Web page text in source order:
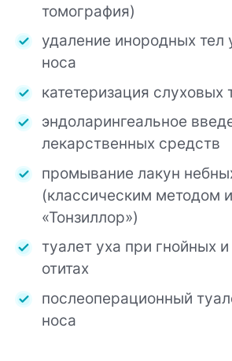
томография)
удаление инородных тел
носа
катетеризация слуховых
эндоларингеальное
лекарственных средств
промывание лакун
(классическим методом
«Тонзиллор»)
туалет уха при гнойных
отитах
послеоперационный
носа